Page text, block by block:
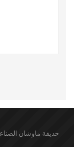
حديقة ماوشان